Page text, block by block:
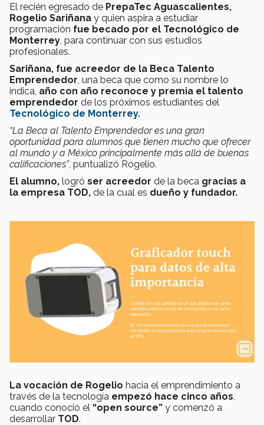
El recién egresado de PrepaTec Aguascalientes,
Rogelio Sariñana y quien aspira a estudiar
programación fue becado por el Tecnológico de
Monterrey , para continuar con sus estudios
profesionales.
Sariñana, fue acreedor de la Beca Talento
Emprendedor , una beca que como su nombre lo
indica, año con año reconoce y premia el talento
emprendedor de los próximos estudiantes del
Tecnológico de Monterrey.
“La Beca al Talento Emprendedor es una gran
oportunidad para alumnos que tienen mucho que ofrecer
al mundo y a México principalmente más allá de buenas
calificaciones”, puntualizó Rogelio.
El alumno, logró ser acreedor de la beca gracias a
la empresa TOD, de la cual es dueño y fundador.
La vocación de Rogelio hacia el emprendimiento a
través de la tecnología empezó hace cinco años
cuando conoció el “open source” y comenzó a
desarrollar TOD.